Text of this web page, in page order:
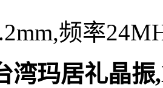
频率
湾玛居礼晶振